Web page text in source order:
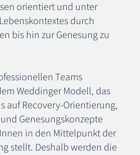
orientiert und unter
durch
bis hin zur Genesung zu
Teams
Weddinger Modell, das
auf Recovery-Orientierung,
Genesungskonzepte
in den Mittelpunkt der
stellt. Deshalb werden die